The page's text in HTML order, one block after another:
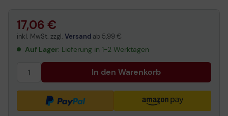
17,06 €
inkl. MwSt. zzgl. Versand ab 5,99 €
Auf Lager: Lieferung in 1-2 Werktagen
In den Warenkorb